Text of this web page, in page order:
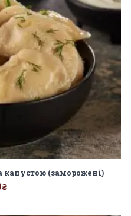
капустою (заморожені)
₴